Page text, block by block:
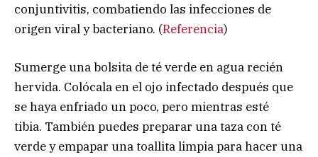
conjuntivitis, combatiendo las infecciones de
origen viral y bacteriano. (Referencia)
Sumerge una bolsita de té verde en agua recién
hervida. Colócala en el ojo infectado después que
se haya enfriado un poco, pero mientras esté
tibia. También puedes preparar una taza con té
verde y empapar una toallita limpia para hacer una